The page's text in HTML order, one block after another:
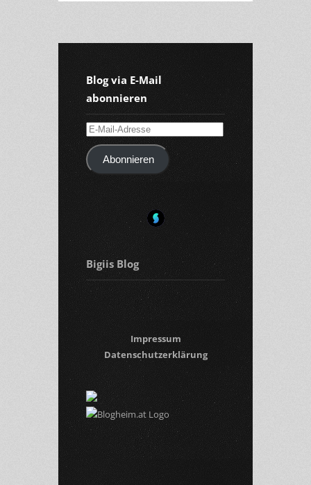
Blog via E-Mail
abonnieren
E-
Mail-
AdresseAbonnieren
Bigiis Blog
Impressum
Datenschutzerklärung